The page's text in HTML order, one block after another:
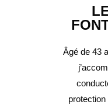
Âgé de 43